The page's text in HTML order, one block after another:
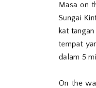
Masa on
Sungai
kat
tempat
dalam 5
On the